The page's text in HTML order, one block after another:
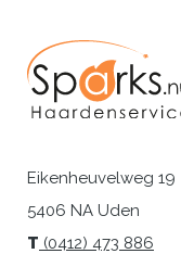
Eikenheuvelweg 19
5406 NA Uden
T (0412) 473 886